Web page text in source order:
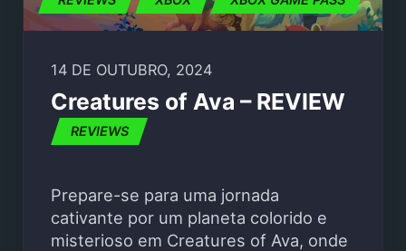
14 DE OUTUBRO, 2024
Creatures of Ava – REVIEW
REVIEWS
Prepare-se para uma jornada
cativante por um planeta colorido e
misterioso em Creatures of Ava, onde